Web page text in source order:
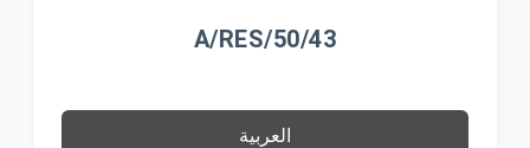
A/RES/50/43
العربية